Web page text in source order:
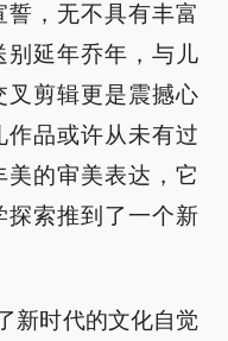
，无不具有丰富
别延年乔年，与儿
叉剪辑更是震撼心
作品或许从未有过
的审美表达，它
探索推到了一个新
新时代的文化自觉